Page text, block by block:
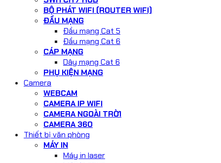
BỘ PHÁT WIFI (ROUTER WIFI)
ĐẦU MẠNG
Đầu mạng Cat 5
Đầu mạng Cat 6
CÁP MẠNG
Dây mạng Cat 6
PHỤ KIỆN MẠNG
Camera
WEBCAM
CAMERA IP WIFI
CAMERA NGOÀI TRỜI
CAMERA 360
Thiết bị văn phòng
MÁY IN
Máy in laser